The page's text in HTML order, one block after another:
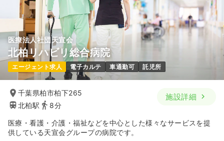
医療法人社団天宣会
北柏リハビリ総合病院
エージェント求人 電子カルテ 車通勤可 託児所
千葉県柏市柏下265
北柏駅
8分
施設詳細
医療・看護・介護・福祉などを中心とした様々なサービスを提
供している天宣会グループの病院です。